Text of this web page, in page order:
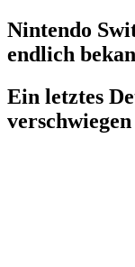
Nintendo
endlich
Ein letztes
verschwiegen